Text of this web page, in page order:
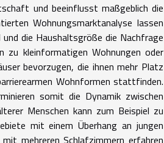
und beeinflusst maßgeblich die
Wohnungsmarktanalyse lassen
die Haushaltsgröße die Nachfrage
zu kleinformatigen Wohnungen oder
bevorzugen, die ihnen mehr Platz
Wohnformen stattfinden.
somit die Dynamik zwischen
Menschen kann zum Beispiel zu
mit einem Überhang an jungen